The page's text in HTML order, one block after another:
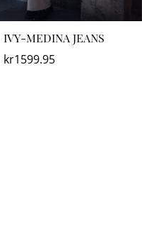
IVY-MEDINA JEANS
kr1599.95